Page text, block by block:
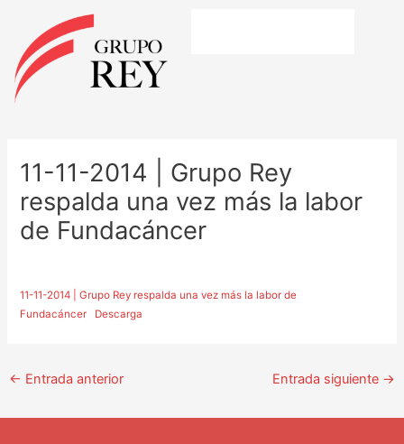
contenido
11-11-2014 | Grupo Rey
respalda una vez más la labor
de Fundacáncer
11-11-2014 | Grupo Rey respalda una vez más la labor de
Fundacáncer
Descarga
entradas
← Entrada anterior Entrada siguiente →